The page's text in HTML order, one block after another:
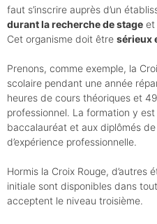
faut s’inscrire auprès d’un
durant la recherche de stage et
Cet organisme doit être sérieux
Prenons, comme exemple, la
scolaire pendant une année
heures de cours théoriques et
professionnel. La formation y
baccalauréat et aux diplômés
d’expérience professionnelle.
Hormis la Croix Rouge, d’autres
initiale sont disponibles dans
acceptent le niveau troisième.